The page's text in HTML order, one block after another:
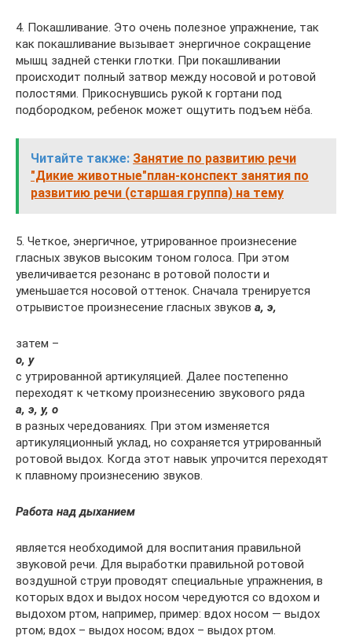
4. Покашливание. Это очень полезное упражнение, так
как покашливание вызывает энергичное сокращение
мышц задней стенки глотки. При покашливании
происходит полный затвор между носовой и ротовой
полостями. Прикоснувшись рукой к гортани под
подбородком, ребенок может ощутить подъем нёба.
Читайте также: Занятие по развитию речи
"Дикие животные"план-конспект занятия по
развитию речи (старшая группа) на тему
5. Четкое, энергичное, утрированное произнесение
гласных звуков высоким тоном голоса. При этом
увеличивается резонанс в ротовой полости и
уменьшается носовой оттенок. Сначала тренируется
отрывистое произнесение гласных звуков а, э,
затем –
о, у
с утрированной артикуляцией. Далее постепенно
переходят к четкому произнесению звукового ряда
а, э, у, о
в разных чередованиях. При этом изменяется
артикуляционный уклад, но сохраняется утрированный
ротовой выдох. Когда этот навык упрочится переходят
к плавному произнесению звуков.
Работа над дыханием
является необходимой для воспитания правильной
звуковой речи. Для выработки правильной ротовой
воздушной струи проводят специальные упражнения, в
которых вдох и выдох носом чередуются со вдохом и
выдохом ртом, например, пример: вдох носом — выдох
ртом; вдох – выдох носом; вдох – выдох ртом.